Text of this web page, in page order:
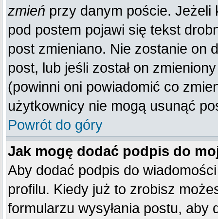
zmień przy danym poście. Jeżeli
pod postem pojawi się tekst
post zmieniano. Nie zostanie on
post, lub jeśli został on
(powinni oni powiadomić co
użytkownicy nie mogą usunąć
Powrót do góry
Jak mogę dodać podpis do
Aby dodać podpis do
profilu. Kiedy już to zrobisz
formularzu wysyłania postu,